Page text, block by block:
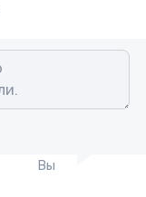
Вы